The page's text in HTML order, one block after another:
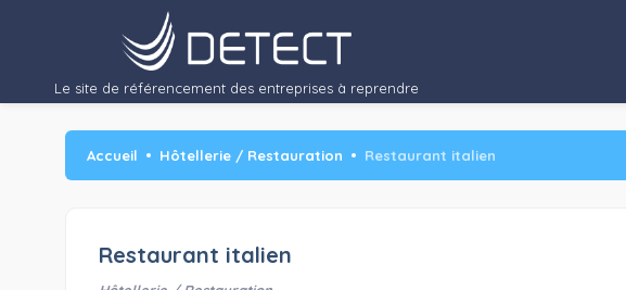
Le site de référencement des entreprises à reprendre
Accueil Hôtellerie / Restauration Restaurant italien
Restaurant italien